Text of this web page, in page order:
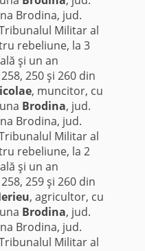
Brodina, jud.
Militar al
rebeliune, la 3
şi un an
250 şi 260 din
, muncitor, cu
Brodina, jud.
Brodina, jud.
Militar al
rebeliune, la 2
şi un an
259 şi 260 din
, agricultor, cu
Brodina, jud.
Brodina, jud.
Militar al